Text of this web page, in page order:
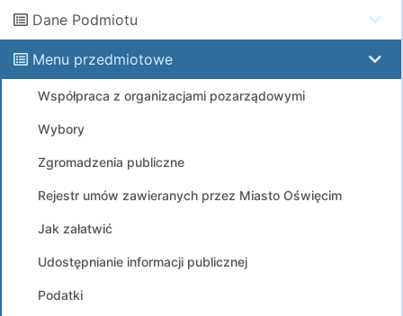
Dane Podmiotu
Menu przedmiotowe
Współpraca z organizacjami pozarządowymi
Wybory
Zgromadzenia publiczne
Rejestr umów zawieranych przez Miasto Oświęcim
Jak załatwić
Udostępnianie informacji publicznej
Podatki